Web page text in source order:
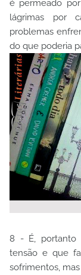
é permeado
lágrimas por
problemas
do que poderia
8 - É, portanto
tensão e que
sofrimentos,